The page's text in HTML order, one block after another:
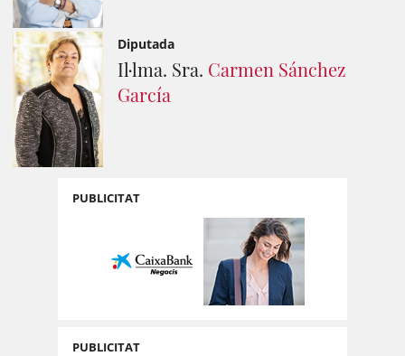
Diputada
Il·lma. Sra. Carmen Sánchez
García
PUBLICITAT
PUBLICITAT